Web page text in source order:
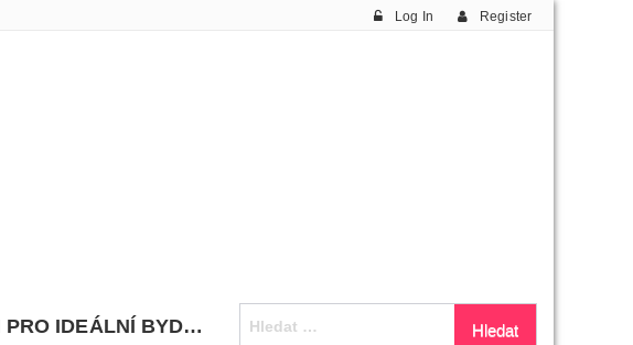
Log In Register
ZÓNY JSOU TÍM PRAVÝM KROKEM PRO IDEÁLNÍ BYDLENÍ